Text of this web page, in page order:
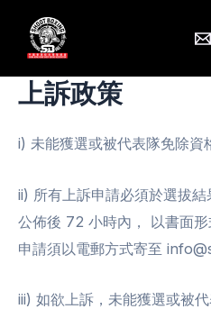
上訴政策
i) 未能獲選或被代表隊免除資
ii) 所有上訴申請必須於選拔
公佈後 72 小時內， 以書面
申請須以電郵方式寄至
iii) 如欲上訴，未能獲選或被